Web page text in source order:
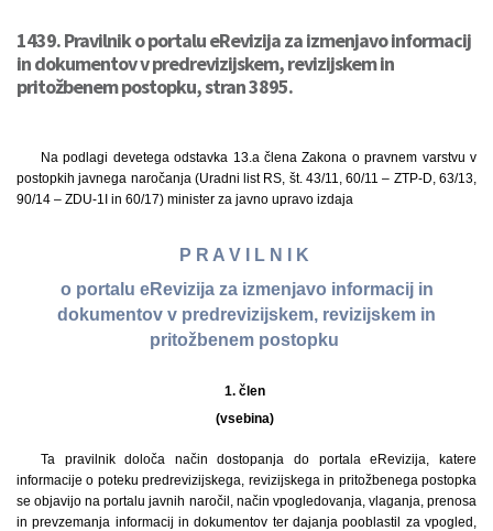
1439. Pravilnik o portalu eRevizija za izmenjavo informacij
in dokumentov v predrevizijskem, revizijskem in
pritožbenem postopku, stran 3895.
Na podlagi devetega odstavka 13.a člena Zakona o pravnem varstvu v
postopkih javnega naročanja (Uradni list RS, št. 43/11, 60/11 – ZTP-D, 63/13,
90/14 – ZDU-1I in 60/17) minister za javno upravo izdaja
P R A V I L N I K
o portalu eRevizija za izmenjavo informacij in
dokumentov v predrevizijskem, revizijskem in
pritožbenem postopku
1. člen
(vsebina)
Ta pravilnik določa način dostopanja do portala eRevizija, katere
informacije o poteku predrevizijskega, revizijskega in pritožbenega postopka
se objavijo na portalu javnih naročil, način vpogledovanja, vlaganja, prenosa
in prevzemanja informacij in dokumentov ter dajanja pooblastil za vpogled,